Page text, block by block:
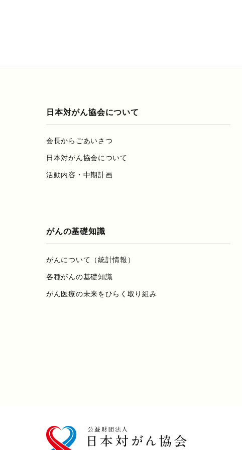
日本対がん協会について
会長からごあいさつ
日本対がん協会について
活動内容・中期計画
がんの基礎知識
がんについて（統計情報）
各種がんの基礎知識
がん医療の未来をひらく取り組み